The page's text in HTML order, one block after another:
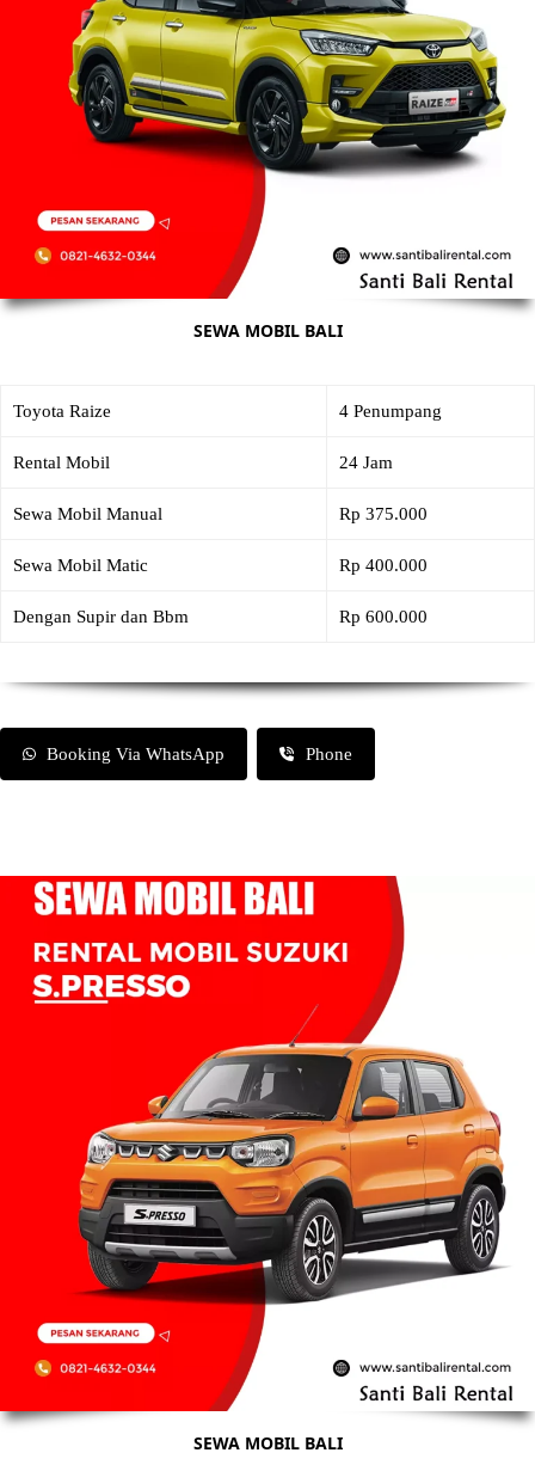
SEWA MOBIL BALI
Toyota Raize 4 Penumpang
Rental Mobil 24 Jam
Sewa Mobil Manual Rp 375.000
Sewa Mobil Matic Rp 400.000
Dengan Supir dan Bbm Rp 600.000
Booking Via WhatsApp Phone
SEWA MOBIL BALI